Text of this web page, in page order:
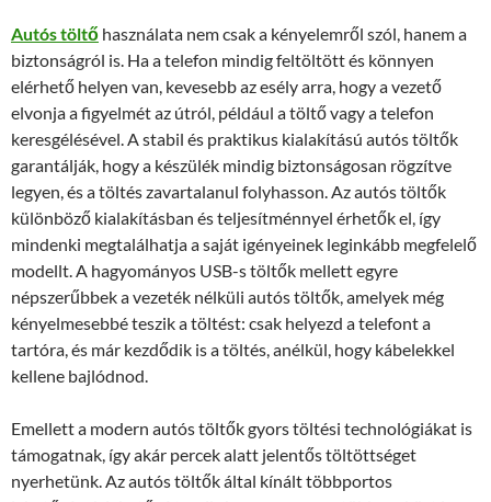
Autós töltő használata nem csak a kényelemről szól, hanem a
biztonságról is. Ha a telefon mindig feltöltött és könnyen
elérhető helyen van, kevesebb az esély arra, hogy a vezető
elvonja a figyelmét az útról, például a töltő vagy a telefon
keresgélésével. A stabil és praktikus kialakítású autós töltők
garantálják, hogy a készülék mindig biztonságosan rögzítve
legyen, és a töltés zavartalanul folyhasson. Az autós töltők
különböző kialakításban és teljesítménnyel érhetők el, így
mindenki megtalálhatja a saját igényeinek leginkább megfelelő
modellt. A hagyományos USB-s töltők mellett egyre
népszerűbbek a vezeték nélküli autós töltők, amelyek még
kényelmesebbé teszik a töltést: csak helyezd a telefont a
tartóra, és már kezdődik is a töltés, anélkül, hogy kábelekkel
kellene bajlódnod.
Emellett a modern autós töltők gyors töltési technológiákat is
támogatnak, így akár percek alatt jelentős töltöttséget
nyerhetünk. Az autós töltők által kínált többportos